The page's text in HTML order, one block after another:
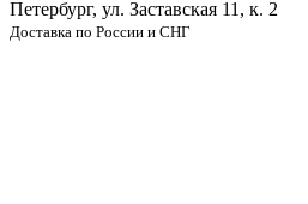
Петербург, ул. Заставская 11, к. 2
Доставка по России и СНГ